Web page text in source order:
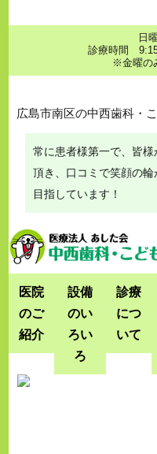
日
診療時間
※金曜の
広島市南区の中西歯科・
常に患者様第一で、皆
頂き、口コミで笑顔の
目指しています！
医院
のご
紹介
設備
のい
ろい
ろ
診療
につ
いて